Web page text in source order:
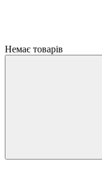
Немає товарів